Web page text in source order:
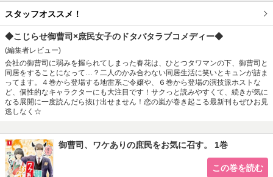
スタッフオススメ！
◆こじらせ御曹司×庶民女子のドタバタラブコメディー◆
(編集者レビュー)
会社の御曹司に弱みを握られてしまった春花は、ひとつタワマンの下、御曹司と
同居をすることになって…？二人のかみ合わない同居生活に笑いとキュンが詰ま
ってます。４巻から登場する地雷系ご令嬢や、６巻から登場の演技派ホストな
ど、個性的なキャラクターにも大注目です！サクっと読みやすくて、続きが気に
なる展開に一度読んだら抜け出せません！恋の嵐が巻き起こる最新刊もぜひお見
逃しなく☆
御曹司、ワケありの庶民をお気に召す。 1巻
この巻を読む